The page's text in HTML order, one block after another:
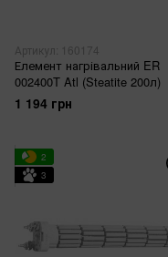
Артикул: 160174
Елемент нагрівальний ER
002400T Atl (Steatite 200л)
1 194 грн
2
3